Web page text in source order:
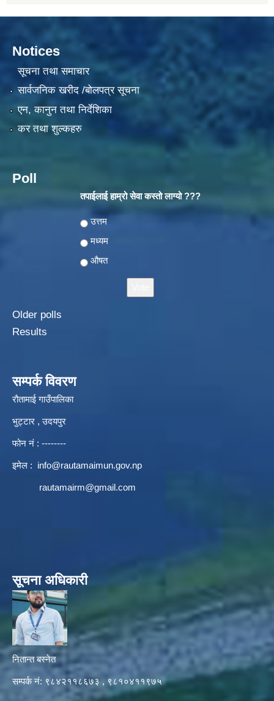
Notices
सूचना तथा समाचार
सार्वजनिक खरीद /बोलपत्र सूचना
एन, कानुन तथा निर्देशिका
कर तथा शुल्कहरु
Poll
तपाईलाई हाम्रो सेवा कस्तो लाग्यो ???
Choices
उत्तम
मध्यम
औषत
Older polls
Results
सम्पर्क विवरण
रौतामाई गाउँपालिका
भुट्टार , उदयपुर
फोन नं : --------
इमेल : info@rautamaimun.gov.np
rautamairm@gmail.com
सूचना अधिकारी
नितान्त बस्नेत
सम्पर्क नं: ९८४२११८६७३ , ९८१०४११९७५